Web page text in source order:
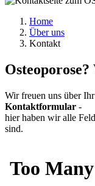
Home
Über uns
Kontakt
Wir freuen uns über
Kontaktformular -
hier haben wir alle
sind.